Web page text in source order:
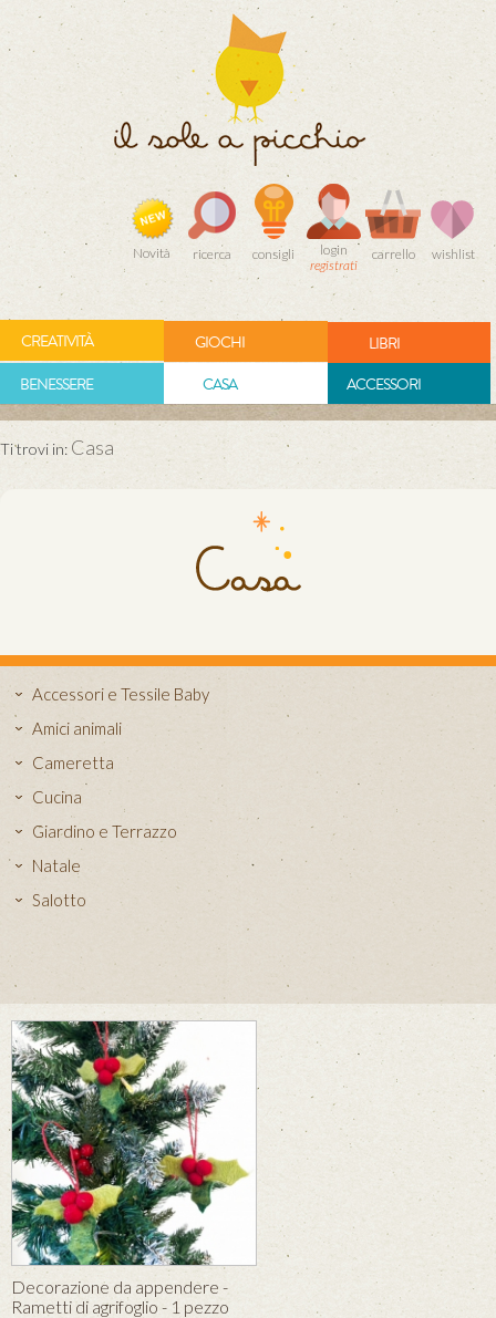
Novità ricerca consigli
login
registrati
carrello wishlist
CREATIVITÀ GIOCHI
LIBRI
BENESSERE
CASA ACCESSORI
Ti trovi in: Casa
Accessori e Tessile Baby
Amici animali
Cameretta
Cucina
Giardino e Terrazzo
Natale
Salotto
Decorazione da appendere -
Rametti di agrifoglio - 1 pezzo